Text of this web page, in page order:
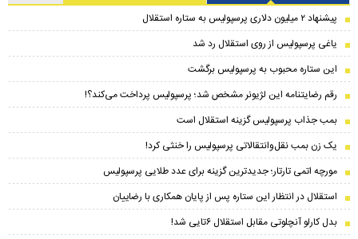
پیشنهاد ۲ میلیون دلاری پرسپولیس به ستاره استقلال
یاغی پرسپولیس از روی استقلال رد شد
این ستاره محبوب به پرسپولیس برگشت
رقم رضایتنامه این لژیونر مشخص شد؛ پرسپولیس پرداخت می‌کند؟!
بمب جذاب پرسپولیس گزینه استقلال است
یک زن بمب نقل‌وانتقالاتی پرسپولیس را خنثی کرد!
مورچه اتمی تارتار؛ جدیدترین گزینه برای عدد طلایی پرسپولیس
استقلال در انتظار این ستاره پس از پایان همکاری با رضاییان
بدل کارلو آنچلوتی مقابل استقلال ۶تایی شد!